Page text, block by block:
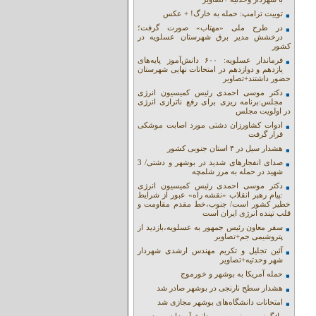
توییت ترامپ: حمله به خارگ! + عکس
در طرح ملی «مهتاب» صورت گرفت؛
درخشش مدیر برق شهرستان عسلویه در
کشور
فرماندار عسلویه: ۶۰۰ دانش‌آموز پایه‌های
یازدهم و دوازدهم در امتحانات نهایی شهرستان
حضور داشتند+تصاویر
دکتر موسی احمدی رئیس کمیسیون انرژی
مجلس:برنامه ریزی برای رفع ناترازی انرژی
در اولویت مجلس
ادوات کشاورزان دشتی مورد اصابت موشکی
قرار گرفت
هشدار سیل در ۴ استان جنوبی کشور
صدای انفجارهای شدید در بوشهر و دشتی/ 3
شهید در حمله به مرز شلمچه
دکتر موسی احمدی رئیس کمیسیون انرژی
:پیام رهبر انقلاب «نقشه راه» عبور از شرایط
خطیر کشور است/ جنوب،خط مقدم مقاومت و
قلب تپنده انرژی ایران است
سفر معاون رئیس جمهور به عسلویه،بازدید از
پتروشیمی جم+تصاویر
آئین تجلیل و تکریم مهندس ارشدی شهردار
شهر وحدتیه+تصاویر
حمله آمریکا به بوشهر و خورموج
هشدار سطح نارنجی در بوشهر صادر شد
امتحانات دانشگاه‌های بوشهر مجازی شد